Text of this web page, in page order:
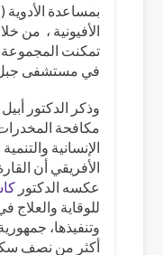
الأفيونية ، من
في مستشفى جبل
وذكر الدكتور
مكافحة
الإنسانية
الأفريقي أن
عكسه الدكتور
للوقاية والعلاج
وتنفيذها،
أكثر من نصف